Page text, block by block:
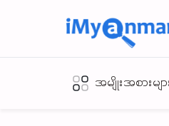
အမျိုးအစားမျာ